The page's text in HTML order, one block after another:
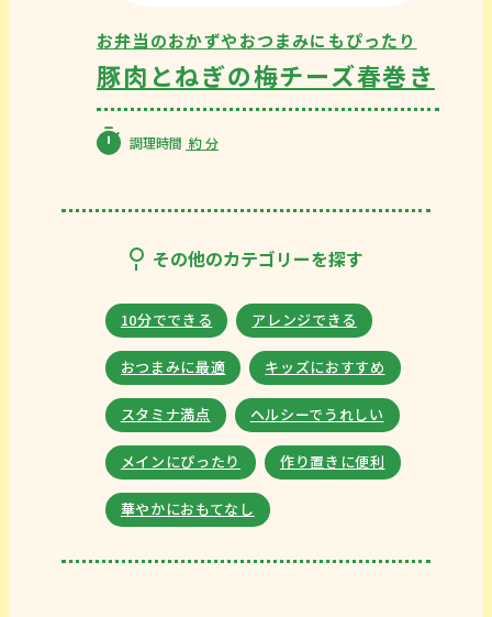
お弁当のおかずやおつまみにもぴったり
豚肉とねぎの梅チーズ春巻き
調理時間 約分
その他のカテゴリーを探す
10分でできる アレンジできる
おつまみに最適 キッズにおすすめ
スタミナ満点 ヘルシーでうれしい
メインにぴったり 作り置きに便利
華やかにおもてなし